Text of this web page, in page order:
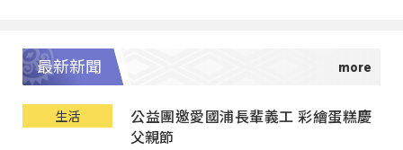
最新新聞
生活
公益團邀愛國浦長輩義工 彩繪蛋糕慶
父親節